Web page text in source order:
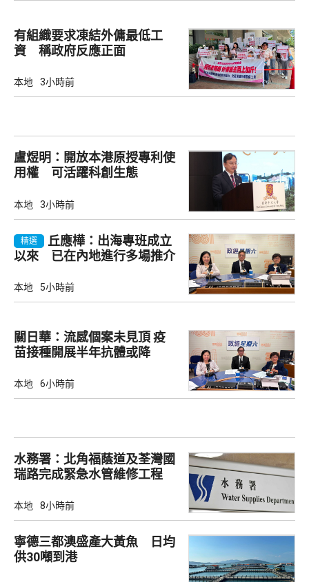
有組織要求凍結外傭最低工
資 稱政府反應正面
本地 3小時前
盧煜明：開放本港原授專利使
用權 可活躍科創生態
本地 3小時前
精選
丘應樺：出海專班成立
以來 已在內地進行多場推介
本地 5小時前
關日華：流感個案未見頂 疫
苗接種開展半年抗體或降
本地 6小時前
水務署：北角福蔭道及荃灣國
瑞路完成緊急水管維修工程
本地 8小時前
寧德三都澳盛產大黃魚 日均
供30噸到港